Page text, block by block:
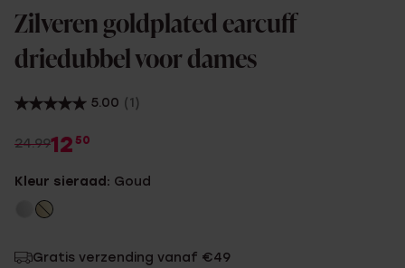
Zilveren goldplated earcuff
driedubbel voor dames
5.00 (1)
24.9912 50
Kleur sieraad: Goud
Gratis verzending vanaf €49